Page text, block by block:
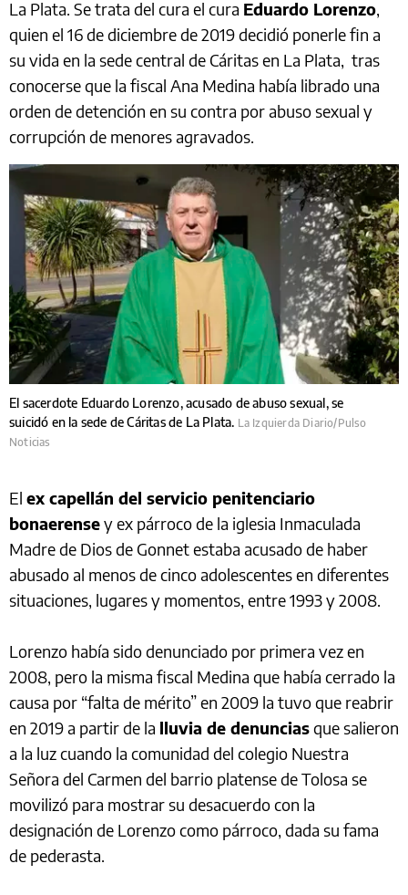
La Plata. Se trata del cura el cura Eduardo Lorenzo,
quien el 16 de diciembre de 2019 decidió ponerle fin a
su vida en la sede central de Cáritas en La Plata, tras
conocerse que la fiscal Ana Medina había librado una
orden de detención en su contra por abuso sexual y
corrupción de menores agravados.
El sacerdote Eduardo Lorenzo, acusado de abuso sexual, se
suicidó en la sede de Cáritas de La Plata. La Izquierda Diario/Pulso
Noticias
El ex capellán del servicio penitenciario
bonaerensey ex párroco de la iglesia Inmaculada
Madre de Dios de Gonnet estaba acusado de haber
abusado al menos de cinco adolescentes en diferentes
situaciones, lugares y momentos, entre 1993 y 2008.
Lorenzo había sido denunciado por primera vez en
2008, pero la misma fiscal Medina que había cerrado la
causa por “falta de mérito” en 2009 la tuvo que reabrir
en 2019 a partir de la lluvia de denunciasque salieron
a la luz cuando la comunidad del colegio Nuestra
Señora del Carmen del barrio platense de Tolosa se
movilizó para mostrar su desacuerdo con la
designación de Lorenzo como párroco, dada su fama
de pederasta.